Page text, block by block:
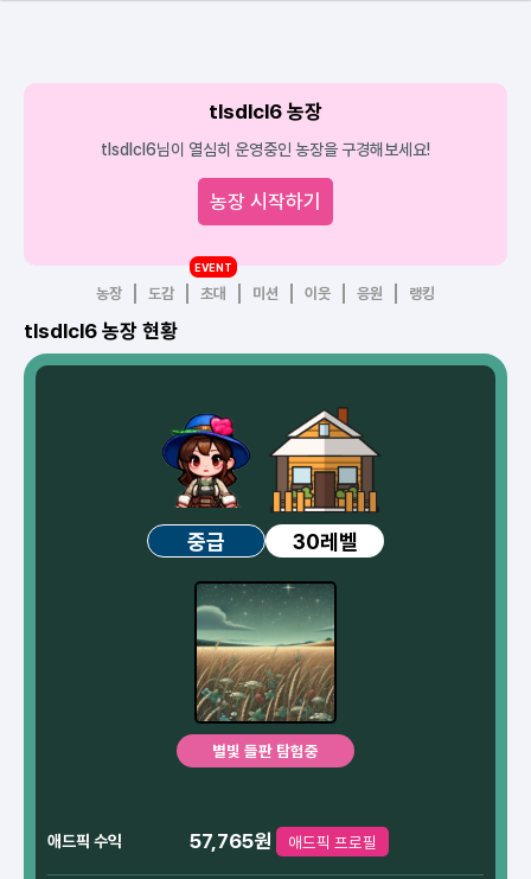
tlsdlcl6 농장
tlsdlcl6님이 열심히 운영중인 농장을 구경해보세요!
농장 시작하기
농장 도감 초대
EVENT
미션 이웃 응원 랭킹
tlsdlcl6 농장 현황
중급 30레벨
별빛 들판 탐험중
애드픽 수익 57,765원 애드픽 프로필